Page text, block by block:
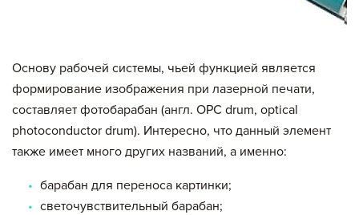
Основу рабочей системы, чьей функцией является
формирование изображения при лазерной печати,
составляет фотобарабан (англ. OPC drum, optical
photoconductor drum). Интересно, что данный элемент
также имеет много других названий, а именно:
барабан для переноса картинки;
светочувствительный барабан;